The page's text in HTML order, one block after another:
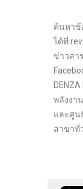
ค้นหาข้
ได้ที่
ข่าวสา
พลังงา
และศูน
สาขาทั่